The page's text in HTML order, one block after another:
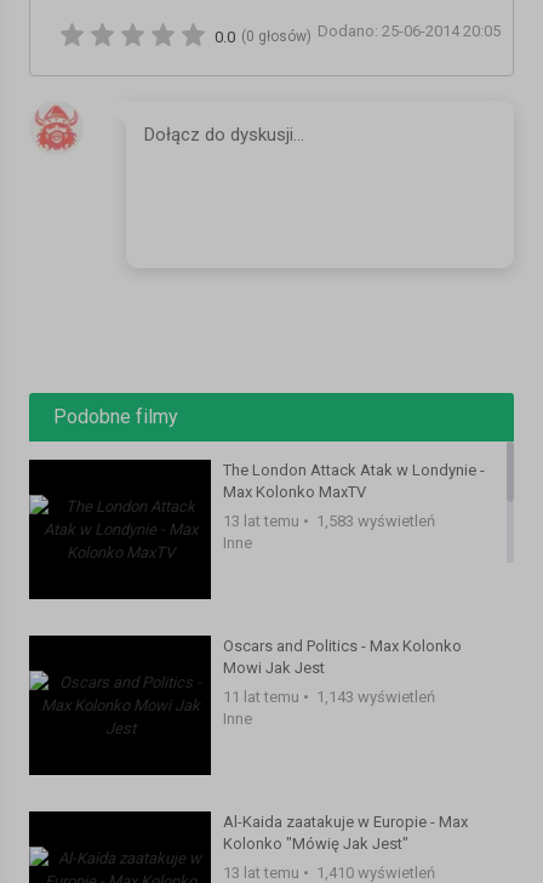
wyroku (wygrana)
25:50 NA KONIEC - Dlaczego nie było otwarcia WORLDCUP w TVP
PETYCJA O DYMISJE TUSKA -
Dodano: 25-06-2014 20:05
(0 głosów)
0.0
Podobne filmy
The London Attack Atak w Londynie -
Max Kolonko MaxTV
13 lat temu • 1,583 wyświetleń
Inne
Oscars and Politics - Max Kolonko
Mowi Jak Jest
11 lat temu • 1,143 wyświetleń
Inne
Al-Kaida zaatakuje w Europie - Max
Kolonko "Mówię Jak Jest"
13 lat temu • 1,410 wyświetleń